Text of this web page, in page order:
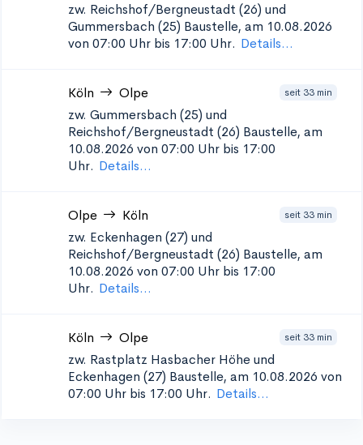
zw. Reichshof/Bergneustadt (26) und
Gummersbach (25) Baustelle, am 10.08.2026
von 07:00 Uhr bis 17:00 Uhr. Details...
Köln Olpe seit 33 min
zw. Gummersbach (25) und
Reichshof/Bergneustadt (26) Baustelle, am
10.08.2026 von 07:00 Uhr bis 17:00
Uhr. Details...
Olpe Köln seit 33 min
zw. Eckenhagen (27) und
Reichshof/Bergneustadt (26) Baustelle, am
10.08.2026 von 07:00 Uhr bis 17:00
Uhr. Details...
Köln Olpe seit 33 min
zw. Rastplatz Hasbacher Höhe und
Eckenhagen (27) Baustelle, am 10.08.2026 von
07:00 Uhr bis 17:00 Uhr. Details...